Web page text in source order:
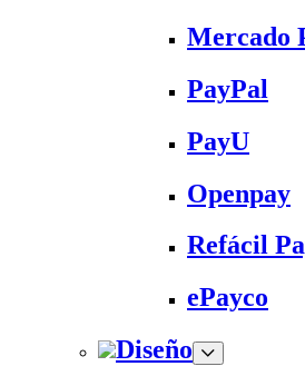
Mercado
PayPal
PayU
Openpay
Refácil
ePayco
Diseño